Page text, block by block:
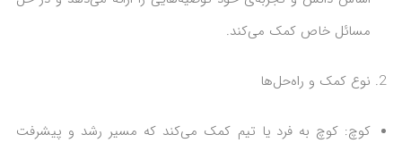
مسائل خاص کمک می‌کند.
نوع کمک و راه‌حل‌ها
کوچ: کوچ به فرد یا تیم کمک می‌کند که مسیر رشد و پیشرفت